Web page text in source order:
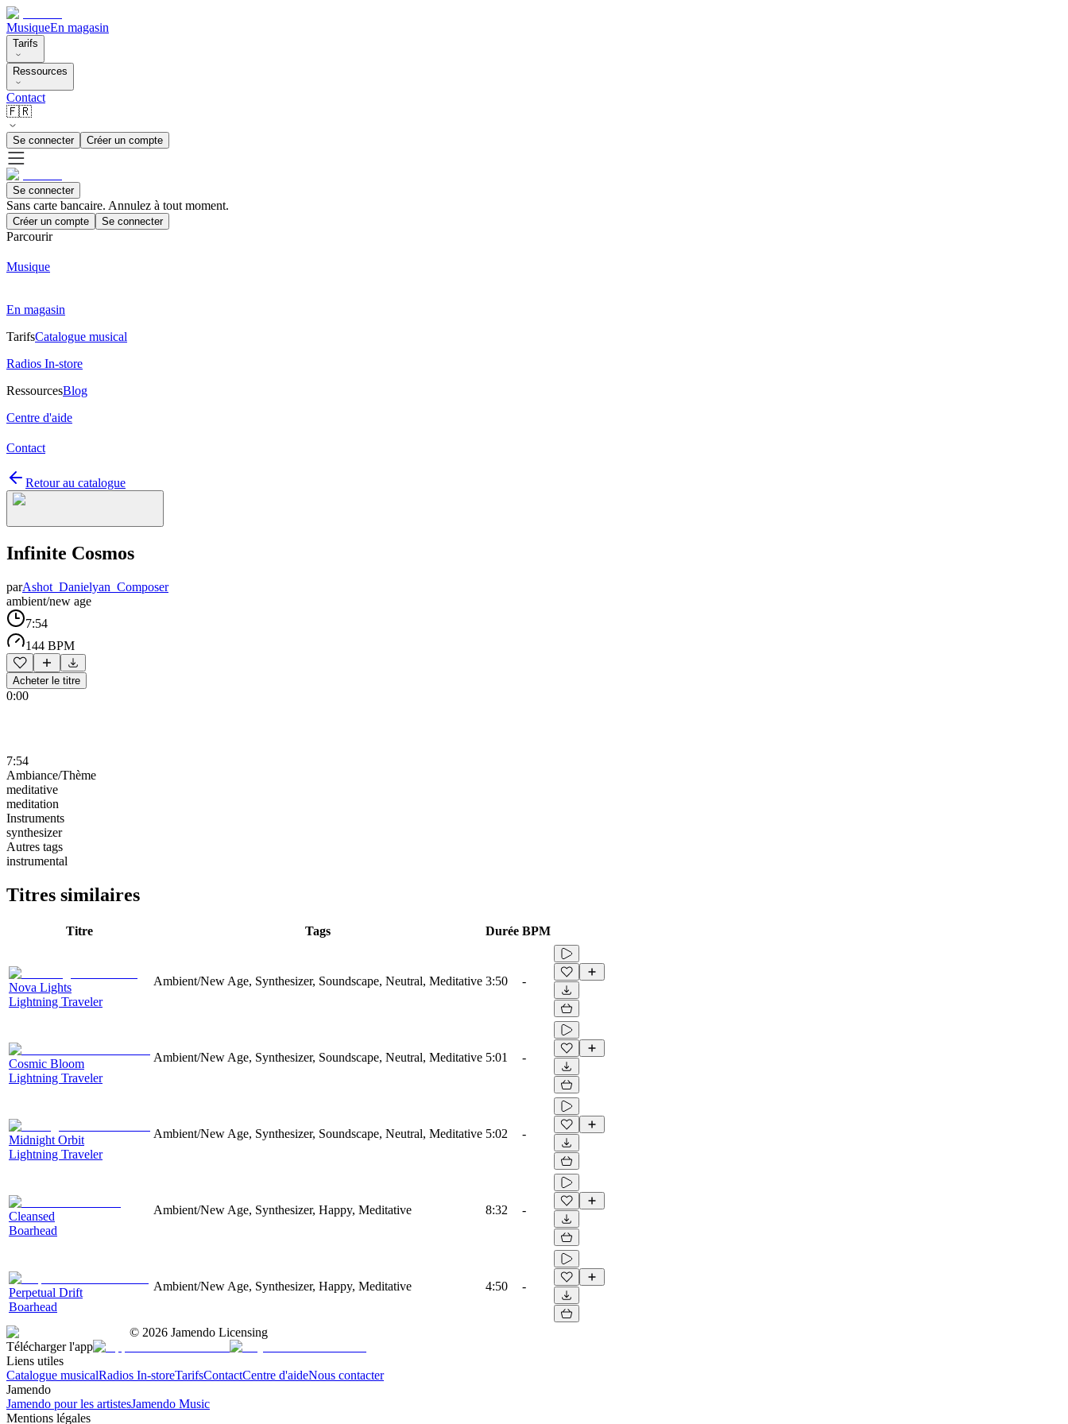
MusiqueEn magasin
Tarifs
Ressources
Contact
🇫🇷
Se connecter Créer un compte
Se connecter
Sans carte bancaire. Annulez à tout moment.
Créer un compte Se connecter
Parcourir
Musique
En magasin
TarifsCatalogue musical
Radios In-store
RessourcesBlog
Centre d'aide
Contact
Retour au catalogue
Infinite Cosmos
parAshot_Danielyan_Composer
ambient/new age
7:54
144 BPM
Acheter le titre
0:00
7:54
Ambiance/Thème
meditative
meditation
Instruments
synthesizer
Autres tags
instrumental
Titres similaires
Titre Tags Durée BPM
Nova Lights
Lightning Traveler
Ambient/New Age, Synthesizer, Soundscape, Neutral, Meditative 3:50 -
Cosmic Bloom
Lightning Traveler
Ambient/New Age, Synthesizer, Soundscape, Neutral, Meditative 5:01 -
Midnight Orbit
Lightning Traveler
Ambient/New Age, Synthesizer, Soundscape, Neutral, Meditative 5:02 -
Cleansed
Boarhead
Ambient/New Age, Synthesizer, Happy, Meditative 8:32 -
Perpetual Drift
Boarhead
Ambient/New Age, Synthesizer, Happy, Meditative 4:50 -
© 2026 Jamendo Licensing
Télécharger l'app
Liens utiles
Catalogue musicalRadios In-storeTarifsContactCentre d'aideNous contacter
Jamendo
Jamendo pour les artistesJamendo Music
Mentions légales